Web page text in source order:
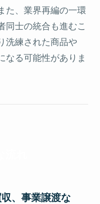
た、業界再編の一環
同士の統合も進むこ
洗練された商品や
なる可能性がありま
、事業譲渡な